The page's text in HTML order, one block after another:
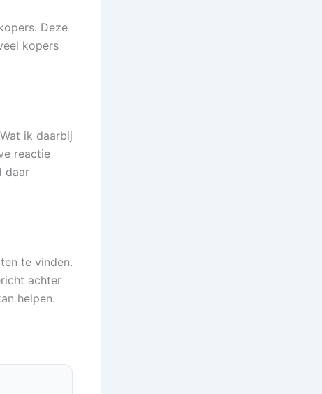
Deze
kopers
ik daarbij
reactie
daar
te vinden.
achter
helpen.